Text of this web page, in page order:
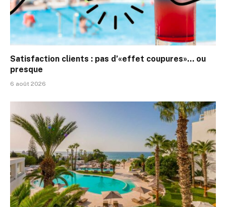
Satisfaction clients : pas d’«effet coupures»… ou
presque
6 août 2026